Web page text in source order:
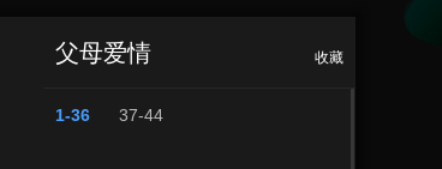
父母爱情 收藏
1-36 37-44